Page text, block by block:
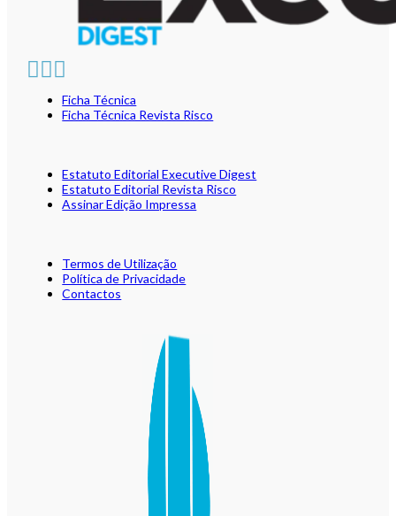
Ficha Técnica
Ficha Técnica Revista Risco
Estatuto Editorial Executive Digest
Estatuto Editorial Revista Risco
Assinar Edição Impressa
Termos de Utilização
Política de Privacidade
Contactos